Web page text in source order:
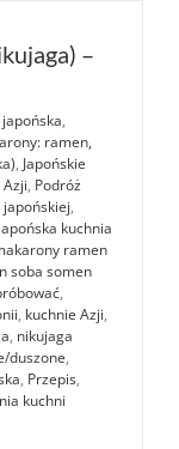
–
,
ramen,
, Japońskie
Azji, Podróż
,
japońska kuchnia
ramen
soba somen
,
, kuchnie Azji,
, nikujaga
duszone,
, Przepis,
kuchni